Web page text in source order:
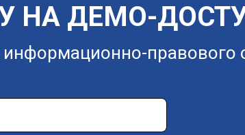
правового
НА ДЕМО-